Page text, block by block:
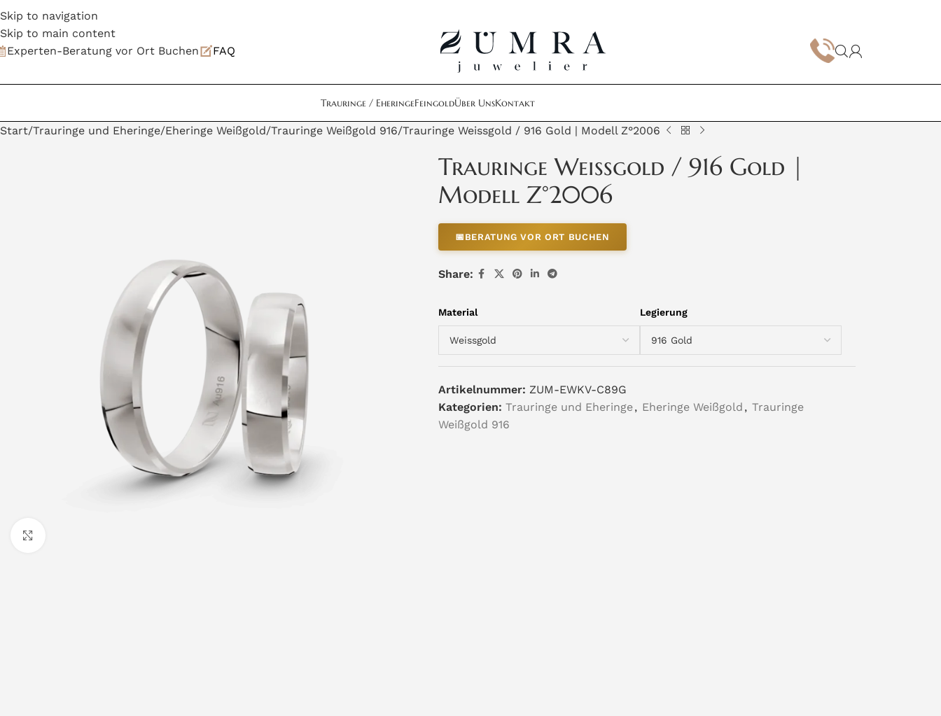
Skip to navigation
Skip to main content
Experten-Beratung vor Ort Buchen
FAQ
Trauringe / EheringeFeingoldÜber UnsKontakt
Start Trauringe und Eheringe Eheringe Weißgold Trauringe Weißgold 916 Trauringe Weissgold / 916 Gold | Modell Z°2006
Trauringe Weissgold / 916 Gold |
Modell Z°2006
📅 BERATUNG VOR ORT BUCHEN
Share:
Material Legierung
Artikelnummer: ZUM-EWKV-C89G
Kategorien: Trauringe und Eheringe, Eheringe Weißgold , Trauringe
Weißgold 916